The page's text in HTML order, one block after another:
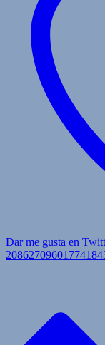
Dar me gusta en